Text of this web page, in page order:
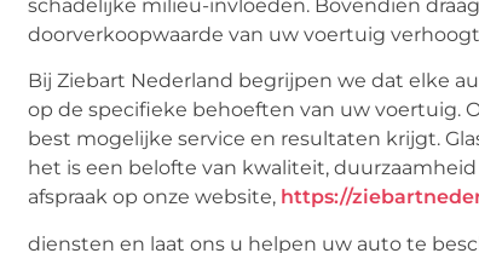
schadelijke milieu-invloeden. Bovendien
doorverkoopwaarde van uw voertuig
Bij Ziebart Nederland begrijpen we dat elke
op de specifieke behoeften van uw voertuig.
best mogelijke service en resultaten krijgt.
het is een belofte van kwaliteit,
afspraak op onze website, https://
diensten en laat ons u helpen uw auto te